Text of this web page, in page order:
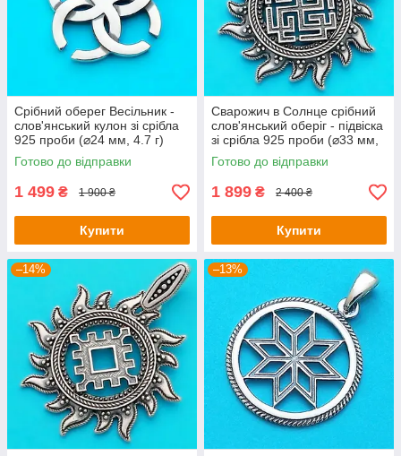
Срібний оберег Весільник -
слов'янський кулон зі срібла
925 проби (⌀24 мм, 4.7 г)
Готово до відправки
1 499 ₴ 1 900 ₴
Купити
Сварожич в Солнце срібний
слов'янський оберіг - підвіска
зі срібла 925 проби (⌀33 мм,
6 г)
Готово до відправки
1 899 ₴ 2 400 ₴
Купити
–14% –13%